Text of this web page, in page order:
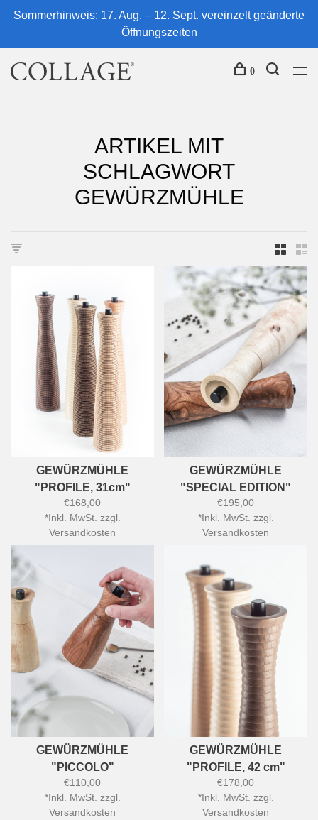
Sommerhinweis: 17. Aug. – 12. Sept. vereinzelt geänderte
Öffnungszeiten
0
ARTIKEL MIT
SCHLAGWORT
GEWÜRZMÜHLE
GEWÜRZMÜHLE
"PROFILE, 31cm"
€168,00
*Inkl. MwSt. zzgl.
Versandkosten
GEWÜRZMÜHLE
"SPECIAL EDITION"
€195,00
*Inkl. MwSt. zzgl.
Versandkosten
GEWÜRZMÜHLE
"PICCOLO"
€110,00
*Inkl. MwSt. zzgl.
Versandkosten
GEWÜRZMÜHLE
"PROFILE, 42 cm"
€178,00
*Inkl. MwSt. zzgl.
Versandkosten